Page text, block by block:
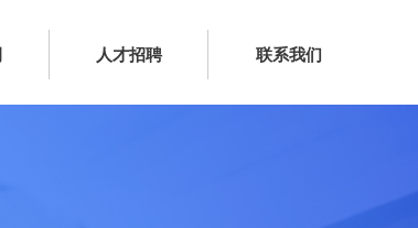
人才招聘 联系我们